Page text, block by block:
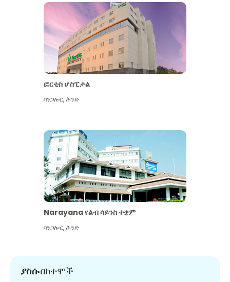
ፎርቲስ ሆስፒታል
ባንጋሎር,ሕንድ
Narayana የልብ ሳይንስ ተቋም
ባንጋሎር,ሕንድ
ያስሱበከተሞች